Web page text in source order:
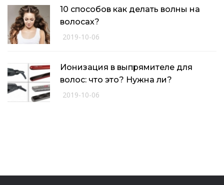
10 способов как делать волны на
волосах?
2019-10-06
Ионизация в выпрямителе для
волос: что это? Нужна ли?
2019-10-06